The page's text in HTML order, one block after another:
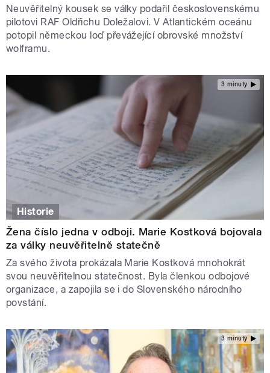
Neuvěřitelný kousek se války podařil československému
pilotovi RAF Oldřichu Doležalovi. V Atlantickém oceánu
potopil německou loď převážející obrovské množství
wolframu.
3 minuty
Historie
Žena číslo jedna v odboji. Marie Kostková bojovala
za války neuvěřitelně statečně
Za svého života prokázala Marie Kostková mnohokrát
svou neuvěřitelnou statečnost. Byla členkou odbojové
organizace, a zapojila se i do Slovenského národního
povstání.
3 minuty